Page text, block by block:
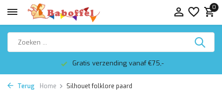
0
Gratis verzending vanaf €75,-
Terug Home Silhouet folklore paard